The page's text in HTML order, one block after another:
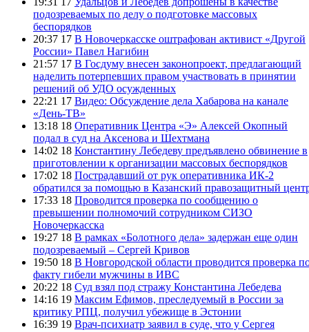
подозреваемых по делу о подготовке массовых
беспорядков
20:37 17 В Новочеркасске оштрафован активист «Другой
России» Павел Нагибин
21:57 17 В Госдуму внесен законопроект, предлагающий
наделить потерпевших правом участвовать в принятии
решений об УДО осужденных
22:21 17 Видео: Обсуждение дела Хабарова на канале
«День-ТВ»
13:18 18 Оперативник Центра «Э» Алексей Окопный
подал в суд на Аксенова и Шехтмана
14:02 18 Константину Лебедеву предъявлено обвинение в
приготовлении к организации массовых беспорядков
17:02 18 Пострадавший от рук оперативника ИК-2
обратился за помощью в Казанский правозащитный
17:33 18 Проводится проверка по сообщению о
превышении полномочий сотрудником СИЗО
Новочеркасска
19:27 18 В рамках «Болотного дела» задержан еще один
подозреваемый – Сергей Кривов
19:50 18 В Новгородской области проводится проверка
факту гибели мужчины в ИВС
20:22 18 Суд взял под стражу Константина Лебедева
14:16 19 Максим Ефимов, преследуемый в России за
критику РПЦ, получил убежище в Эстонии
16:39 19 Врач-психиатр заявил в суде, что у Сергея